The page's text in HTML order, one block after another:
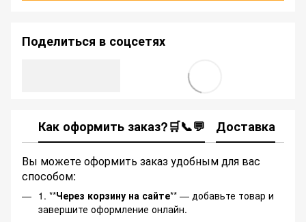
Поделиться в соцсетях
Как оформить заказ?🛒📞💬 Доставка
Вы можете оформить заказ удобным для вас
способом:
1. **Через корзину на сайте** — добавьте товар и
завершите оформление онлайн.